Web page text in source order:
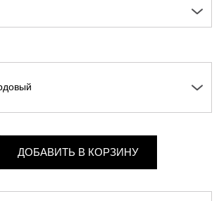
ДОБАВИТЬ В КОРЗИНУ